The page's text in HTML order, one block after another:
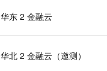
华东 2 金融云
华北 2 金融云（邀测）